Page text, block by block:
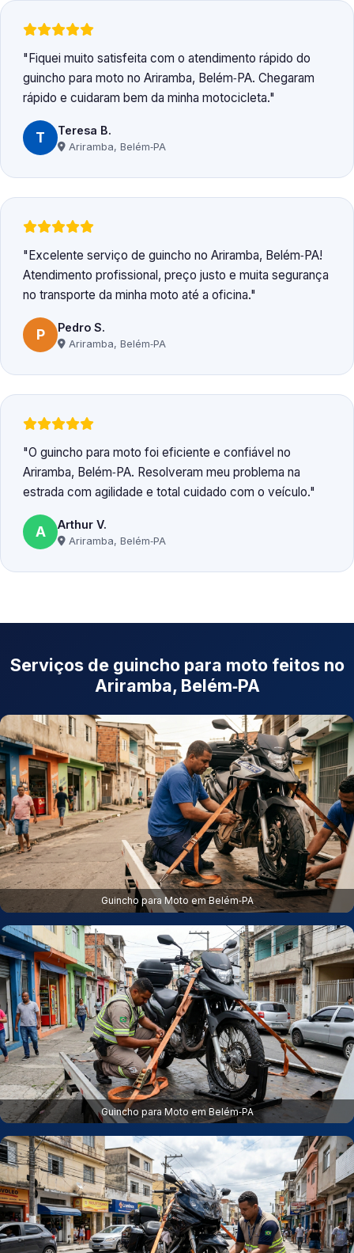
Fiquei muito satisfeita com o atendimento rápido do
guincho para moto no Ariramba, Belém‑PA. Chegaram
rápido e cuidaram bem da minha motocicleta.
T Teresa B.
Ariramba, Belém‑PA
Excelente serviço de guincho no Ariramba, Belém‑PA!
Atendimento profissional, preço justo e muita segurança
no transporte da minha moto até a oficina.
P Pedro S.
Ariramba, Belém‑PA
O guincho para moto foi eficiente e confiável no
Ariramba, Belém‑PA. Resolveram meu problema na
estrada com agilidade e total cuidado com o veículo.
A Arthur V.
Ariramba, Belém‑PA
Serviços de guincho para moto feitos no
Ariramba, Belém‑PA
Guincho para Moto em Belém‑PA
Guincho para Moto em Belém‑PA